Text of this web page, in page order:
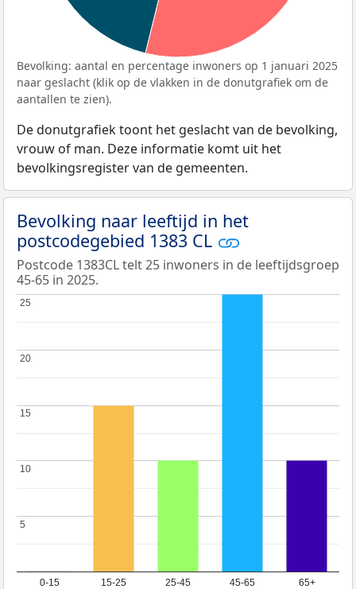
Bevolking: aantal en percentage inwoners op 1 januari 2025
naar geslacht (klik op de vlakken in de donutgrafiek om de
aantallen te zien).
De donutgrafiek toont het geslacht van de bevolking,
vrouw of man. Deze informatie komt uit het
bevolkingsregister van de gemeenten.
Bevolking naar leeftijd in het
postcodegebied 1383 CL
Postcode 1383CL telt 25 inwoners in de leeftijdsgroep
45-65 in 2025.
0-15 15-25 25-45 45-65 65+
5
5
10
10
15
15
20
20
25
25